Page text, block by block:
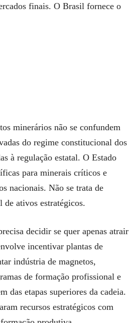
finais. O Brasil fornece o
minerários não se confundem
do regime constitucional dos
à regulação estatal. O Estado
para minerais críticos e
nacionais. Não se trata de
de ativos estratégicos.
decidir se quer apenas atrair
incentivar plantas de
indústria de magnetos,
de formação profissional e
das etapas superiores da cadeia.
recursos estratégicos com